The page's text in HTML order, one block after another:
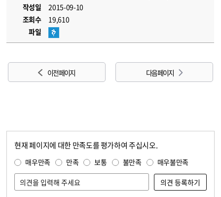
작성일
2015-09-10
조회수
19,610
파일
이전 페이지 다음 페이지
현재 페이지에 대한 만족도를 평가하여 주십시오.
매우만족 만족 보통 불만족 매우불만족